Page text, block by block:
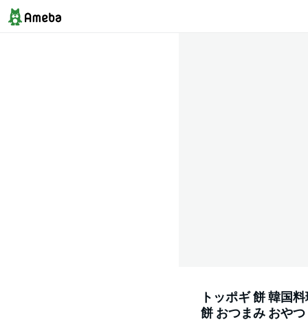
トッポギ 餅 韓国
餅 おつまみ おや